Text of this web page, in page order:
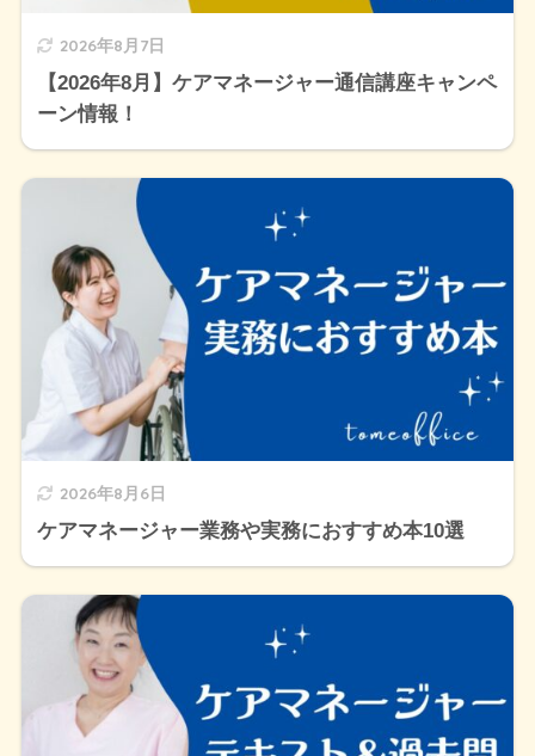
2026年8月7日
【2026年8月】ケアマネージャー通信講座キャンペ
ーン情報！
2026年8月6日
ケアマネージャー業務や実務におすすめ本10選